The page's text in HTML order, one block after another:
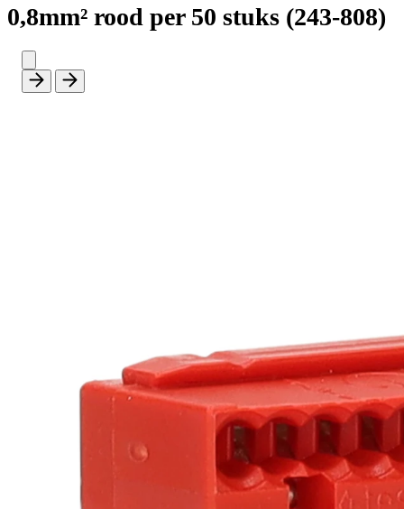
0,8mm² rood per 50 stuks (243-808)